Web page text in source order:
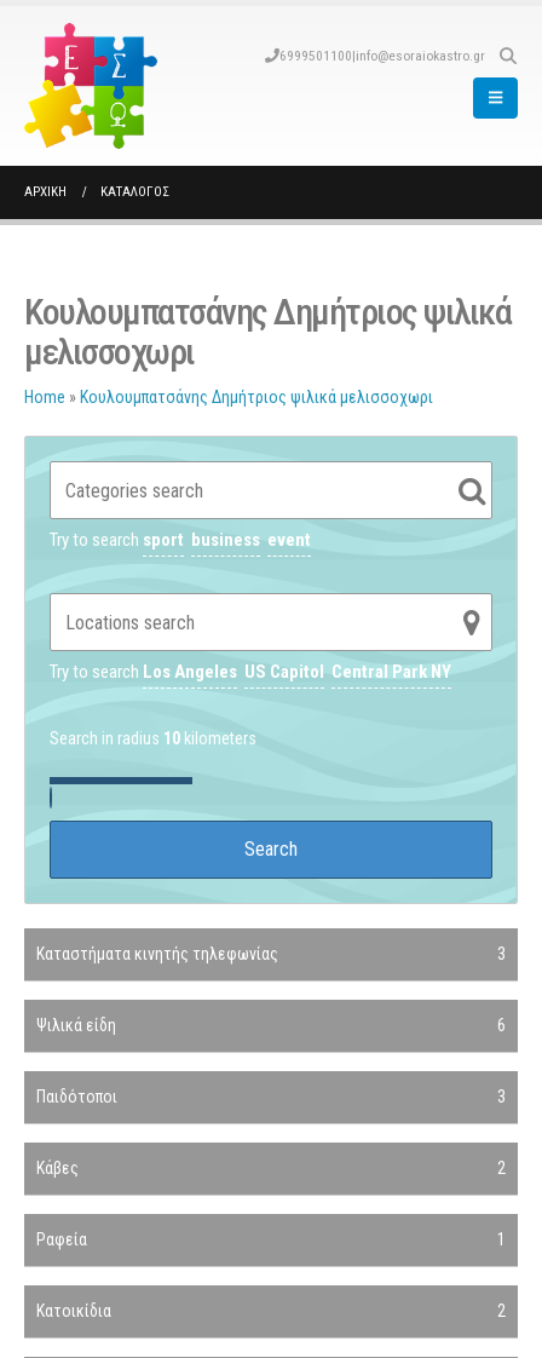
6999501100|info@esoraiokastro.gr
ΑΡΧΙΚΉ ΚΑΤΆΛΟΓΟΣ
Κουλουμπατσάνης Δημήτριος ψιλικά
μελισσοχωρι
Home » Κουλουμπατσάνης Δημήτριος ψιλικά μελισσοχωρι
Try to search sport business event
Try to search Los Angeles US Capitol Central Park NY
Search in radius 10 kilometers
Καταστήματα κινητής τηλεφωνίας 3
Ψιλικά είδη 6
Παιδότοποι 3
Κάβες 2
Ραφεία 1
Κατοικίδια 2